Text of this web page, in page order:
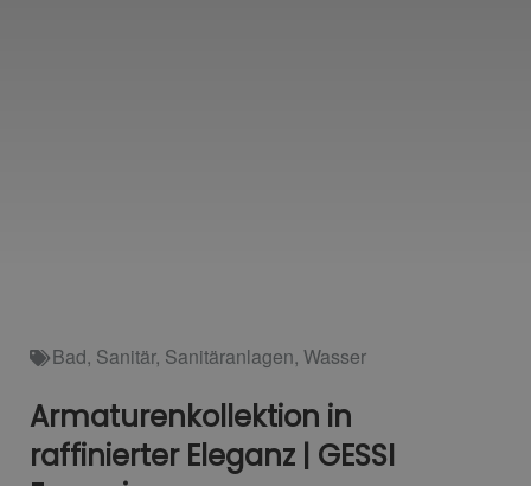
Bad, Sanitär, Sanitäranlagen, Wasser
Armaturenkollektion in
raffinierter Eleganz | GESSI